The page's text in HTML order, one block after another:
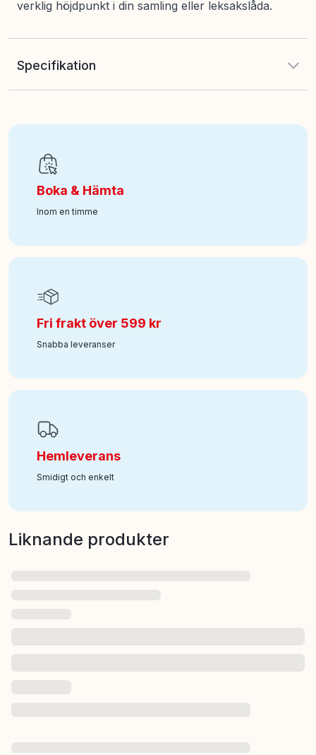
verklig höjdpunkt i din samling eller leksakslåda.
Specifikation
Art nr:400-253222004
Boka & Hämta
Inom en timme
Fri frakt över 599 kr
Snabba leveranser
Hemleverans
Smidigt och enkelt
Liknande produkter